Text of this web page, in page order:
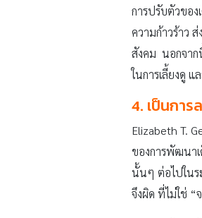
การปรับตัวของ
ความก้าวร้าว
สังคม นอกจาก
ในการเลี้ยงดู
4. เป็นการ
Elizabeth T.
ของการพัฒนา
นั้นๆ ต่อไปในร
จึงผิด ที่ไม่ใช่